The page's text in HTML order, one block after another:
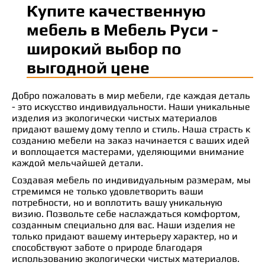
Купите качественную
мебель в Мебель Руси -
широкий выбор по
выгодной цене
Добро пожаловать в мир мебели, где каждая деталь
- это искусство индивидуальности. Наши уникальные
изделия из экологически чистых материалов
придают вашему дому тепло и стиль. Наша страсть к
созданию мебели на заказ начинается с ваших идей
и воплощается мастерами, уделяющими внимание
каждой мельчайшей детали.
Создавая мебель по индивидуальным размерам, мы
стремимся не только удовлетворить ваши
потребности, но и воплотить вашу уникальную
визию. Позвольте себе наслаждаться комфортом,
созданным специально для вас. Наши изделия не
только придают вашему интерьеру характер, но и
способствуют заботе о природе благодаря
использованию экологически чистых материалов.